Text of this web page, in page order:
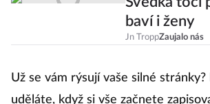
baví i ženy
Jn TroppZaujalo nás
Už se vám rýsují vaše silné stránky?
uděláte, když si vše začnete